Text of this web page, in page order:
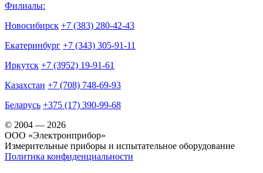
Филиалы:
Новосибирск +7 (383) 280-42-43
Екатеринбург +7 (343) 305-91-11
Иркутск +7 (3952) 19-91-61
Казахстан +7 (708) 748-69-93
Беларусь +375 (17) 390-99-68
© 2004 — 2026
OOO «Электронприбор»
Измерительные приборы и испытательное оборудование
Политика конфиденциальности